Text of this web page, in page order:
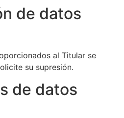
de datos
al Titular se
su supresión.
de datos